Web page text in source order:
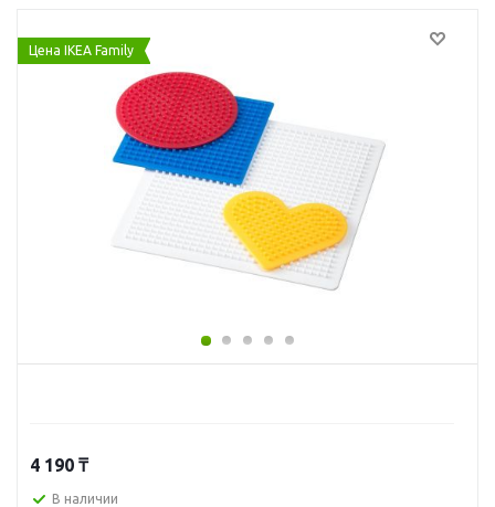
Цена IKEA Family
4 190 ₸
В наличии